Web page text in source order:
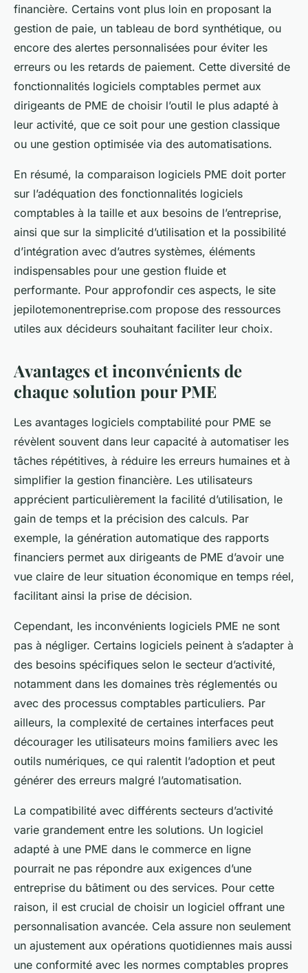
financière. Certains vont plus loin en proposant la
gestion de paie, un tableau de bord synthétique, ou
encore des alertes personnalisées pour éviter les
erreurs ou les retards de paiement. Cette diversité de
fonctionnalités logiciels comptables permet aux
dirigeants de PME de choisir l’outil le plus adapté à
leur activité, que ce soit pour une gestion classique
ou une gestion optimisée via des automatisations.
En résumé, la comparaison logiciels PME doit porter
sur l’adéquation des fonctionnalités logiciels
comptables à la taille et aux besoins de l’entreprise,
ainsi que sur la simplicité d’utilisation et la possibilité
d’intégration avec d’autres systèmes, éléments
indispensables pour une gestion fluide et
performante. Pour approfondir ces aspects, le site
jepilotemonentreprise.com propose des ressources
utiles aux décideurs souhaitant faciliter leur choix.
Avantages et inconvénients de
chaque solution pour PME
Les avantages logiciels comptabilité pour PME se
révèlent souvent dans leur capacité à automatiser les
tâches répétitives, à réduire les erreurs humaines et à
simplifier la gestion financière. Les utilisateurs
apprécient particulièrement la facilité d’utilisation, le
gain de temps et la précision des calculs. Par
exemple, la génération automatique des rapports
financiers permet aux dirigeants de PME d’avoir une
vue claire de leur situation économique en temps réel,
facilitant ainsi la prise de décision.
Cependant, les inconvénients logiciels PME ne sont
pas à négliger. Certains logiciels peinent à s’adapter à
des besoins spécifiques selon le secteur d’activité,
notamment dans les domaines très réglementés ou
avec des processus comptables particuliers. Par
ailleurs, la complexité de certaines interfaces peut
décourager les utilisateurs moins familiers avec les
outils numériques, ce qui ralentit l’adoption et peut
générer des erreurs malgré l’automatisation.
La compatibilité avec différents secteurs d’activité
varie grandement entre les solutions. Un logiciel
adapté à une PME dans le commerce en ligne
pourrait ne pas répondre aux exigences d’une
entreprise du bâtiment ou des services. Pour cette
raison, il est crucial de choisir un logiciel offrant une
personnalisation avancée. Cela assure non seulement
un ajustement aux opérations quotidiennes mais aussi
une conformité avec les normes comptables propres